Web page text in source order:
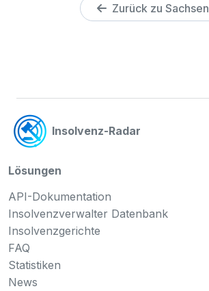
Zurück zu Sachsen
Insolvenz-Radar
Lösungen
API-Dokumentation
Insolvenzverwalter Datenbank
Insolvenzgerichte
FAQ
Statistiken
News